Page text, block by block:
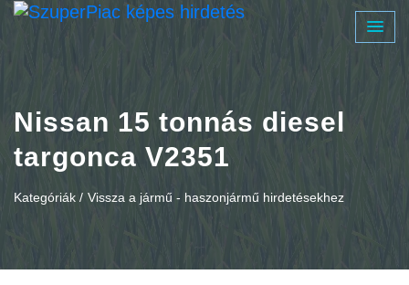
Nissan 15 tonnás diesel
targonca V2351
Kategóriák / Vissza a jármű - haszonjármű hirdetésekhez